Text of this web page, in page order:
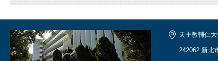
天主教輔仁
242062 新北